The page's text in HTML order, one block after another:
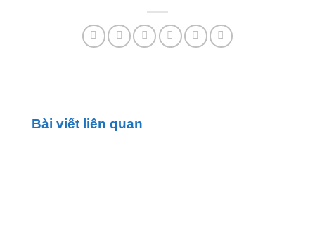
Bài viết liên quan